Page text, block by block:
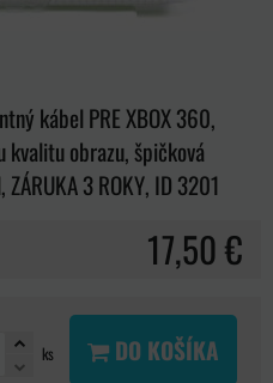
kábel PRE XBOX 360,
kvalitu obrazu, špičková
3 ROKY, ID 3201
17,50 €
ks DO KOŠÍKA